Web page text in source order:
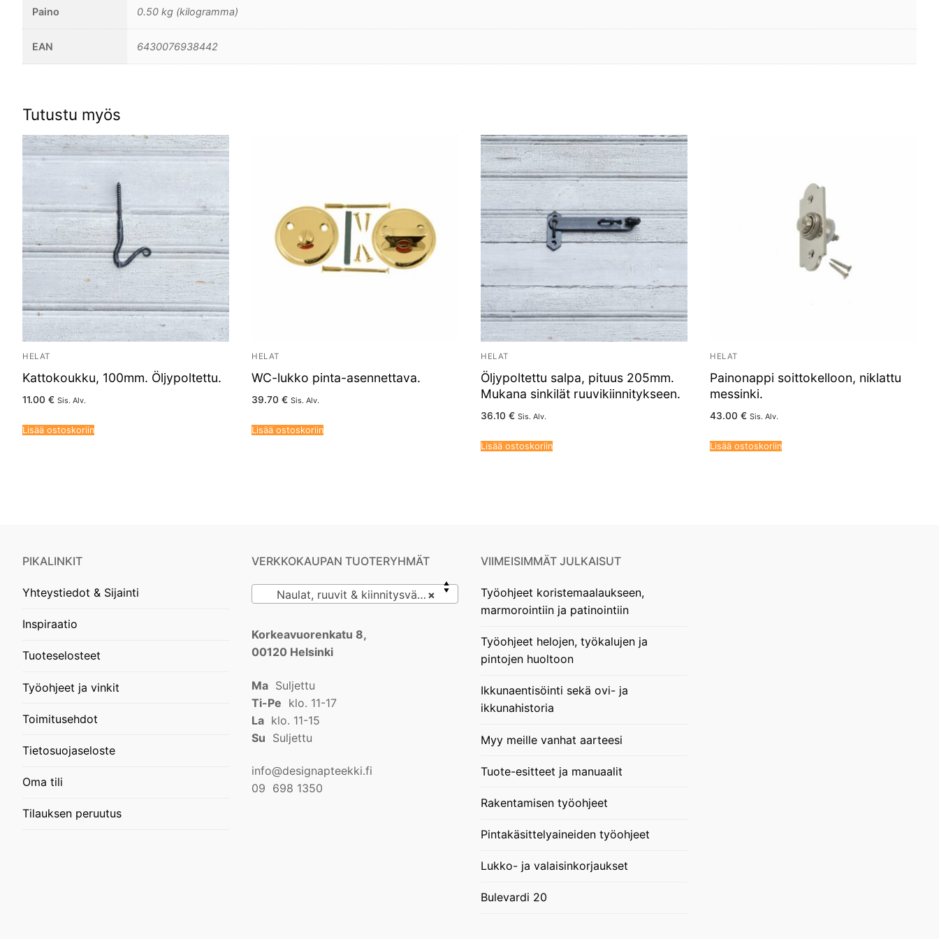
Paino 0.50 kg (kilogramma)
EAN 6430076938442
Tutustu myös
HELAT
Kattokoukku, 100mm. Öljypoltettu.
11.00 € Sis. Alv.
Lisää ostoskoriin
HELAT
WC-lukko pinta-asennettava.
39.70 € Sis. Alv.
Lisää ostoskoriin
HELAT
Öljypoltettu salpa, pituus 205mm.
Mukana sinkilät ruuvikiinnitykseen.
36.10 € Sis. Alv.
Lisää ostoskoriin
HELAT
Painonappi soittokelloon, niklattu
messinki.
43.00 € Sis. Alv.
Lisää ostoskoriin
PIKALINKIT
Yhteystiedot & Sijainti
Inspiraatio
Tuoteselosteet
Työohjeet ja vinkit
Toimitusehdot
Tietosuojaseloste
Oma tili
Tilauksen peruutus
VERKKOKAUPAN TUOTERYHMÄT
×
Naulat, ruuvit & kiinnitysvälineet
Korkeavuorenkatu 8,
00120 Helsinki
Ma Suljettu
Ti-Pe klo. 11-17
La klo. 11-15
Su Suljettu
info@designapteekki.fi
09 698 1350
VIIMEISIMMÄT JULKAISUT
Työohjeet koristemaalaukseen,
marmorointiin ja patinointiin
Työohjeet helojen, työkalujen ja
pintojen huoltoon
Ikkunaentisöinti sekä ovi- ja
ikkunahistoria
Myy meille vanhat aarteesi
Tuote-esitteet ja manuaalit
Rakentamisen työohjeet
Pintakäsittelyaineiden työohjeet
Lukko- ja valaisinkorjaukset
Bulevardi 20